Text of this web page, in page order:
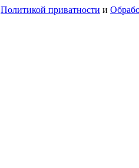
Политикой приватности и